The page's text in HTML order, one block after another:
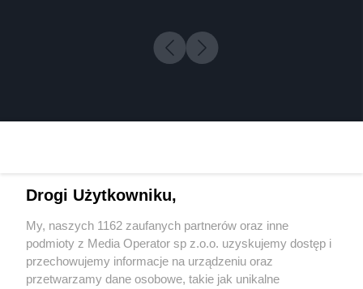
Wydawca mediów lokalnych
Drogi Użytkowniku,
My, naszych 1162 zaufanych partnerów oraz inne
podmioty z Media Operator sp z.o.o. uzyskujemy dostęp i
przechowujemy informacje na urządzeniu oraz
przetwarzamy dane osobowe, takie jak unikalne